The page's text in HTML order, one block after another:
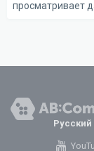
просматривает
Русский